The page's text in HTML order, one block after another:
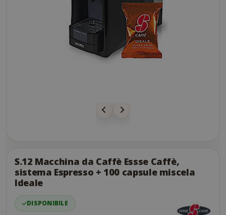
the
end
the
images
gallery
S.12 Macchina da Caffè Essse Caffè,
sistema Espresso + 100 capsule miscela
Ideale
DISPONIBILE